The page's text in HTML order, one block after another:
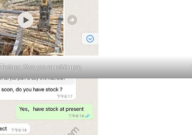
ύλες για απολέπιση